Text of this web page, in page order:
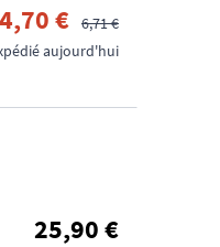
4,70 €
6,71 €
aujourd'hui
25,90 €